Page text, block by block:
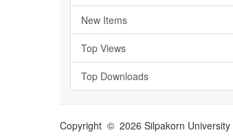
New Items
Top Views
Top Downloads
Copyright © 2026 Silpakorn University